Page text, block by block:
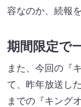
容なのか、続報
期間限定で
また、今回の『
て、昨年放送し
までの『キング